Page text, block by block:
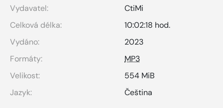
Vydavatel:
CtiMi
Celková délka:
10:02:18 hod.
Vydáno:
2023
Formáty:
MP3
Velikost:
554 MiB
Jazyk:
Čeština